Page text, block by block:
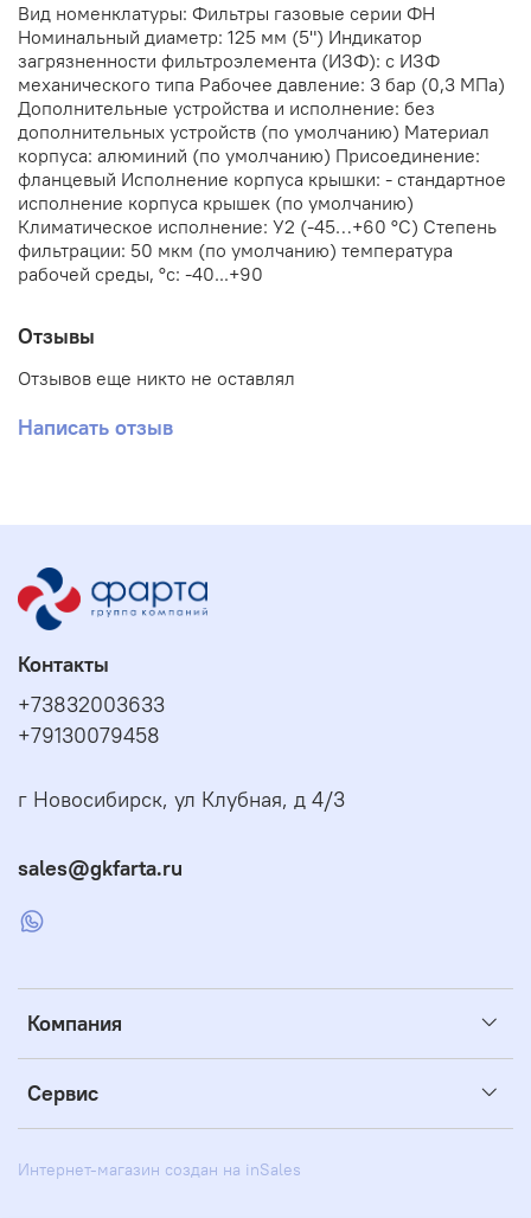
Вид номенклатуры: Фильтры газовые серии ФН
Номинальный диаметр: 125 мм (5") Индикатор
загрязненности фильтроэлемента (ИЗФ): с ИЗФ
механического типа Рабочее давление: 3 бар (0,3 МПа)
Дополнительные устройства и исполнение: без
дополнительных устройств (по умолчанию) Материал
корпуса: алюминий (по умолчанию) Присоединение:
фланцевый Исполнение корпуса крышки: - стандартное
исполнение корпуса крышек (по умолчанию)
Климатическое исполнение: У2 (-45…+60 °С) Степень
фильтрации: 50 мкм (по умолчанию) температура
рабочей среды, °с: -40...+90
Отзывы
Отзывов еще никто не оставлял
Написать отзыв
Компания
Сервис
Контакты
+73832003633
+79130079458
г Новосибирск, ул Клубная, д 4/3
sales@gkfarta.ru
Интернет-магазин создан на inSales